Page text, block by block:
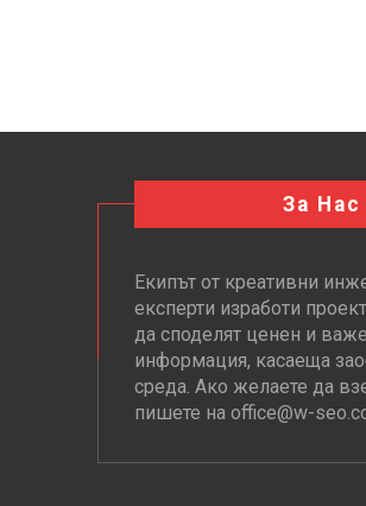
За Нас
Екипът от креативни
експерти изработи
да споделят ценен и
информация, касаеща
среда. Ако желаете да
пишете на office@w-